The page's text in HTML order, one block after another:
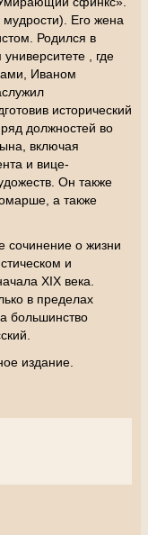
Его жена
Родился в
, где
Иваном
исторический
должностей во
включая
и вице-
Он также
а также
сочинение о жизни
и
XIX века.
в пределах
большинство
издание.